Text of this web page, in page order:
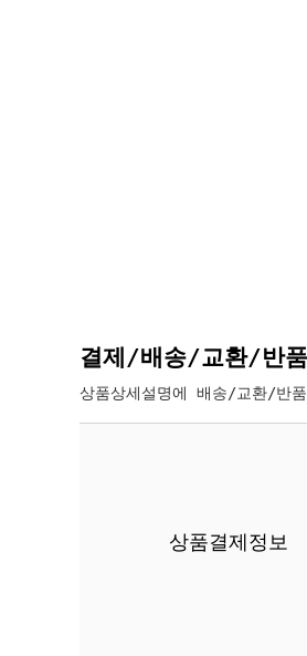
결제/배송/교환/반
상품상세설명에 배송/교환/반
상품결제정보